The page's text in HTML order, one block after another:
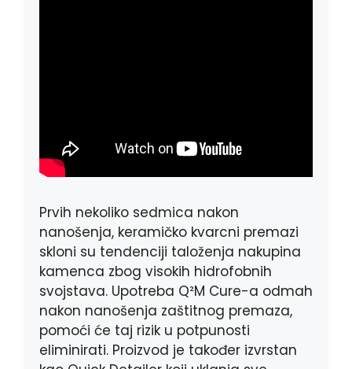
Prvih nekoliko sedmica nakon
nanošenja, keramičko kvarcni premazi
skloni su tendenciji taloženja nakupina
kamenca zbog visokih hidrofobnih
svojstava. Upotreba Q²M Cure-a odmah
nakon nanošenja zaštitnog premaza,
pomoći će taj rizik u potpunosti
eliminirati. Proizvod je također izvrstan